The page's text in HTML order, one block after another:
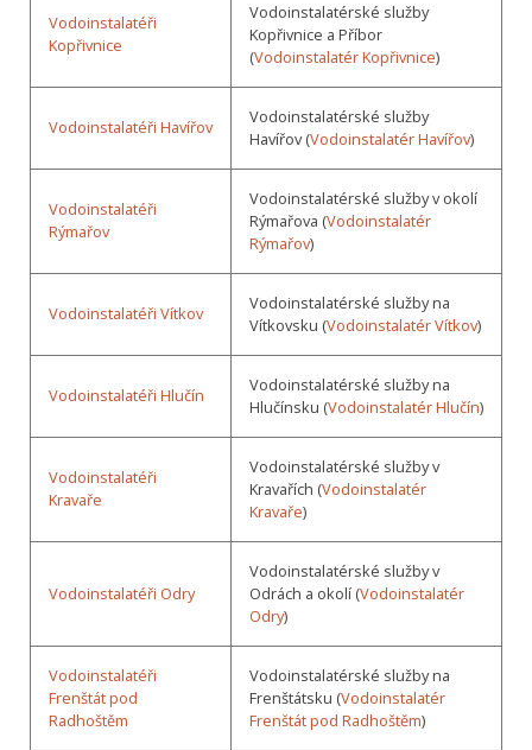
Vodoinstalatéři
Kopřivnice
Vodoinstalatérské služby
Kopřivnice a Příbor
(Vodoinstalatér Kopřivnice)
Vodoinstalatéři Havířov
Vodoinstalatérské služby
Havířov (Vodoinstalatér Havířov)
Vodoinstalatéři
Rýmařov
Vodoinstalatérské služby v okolí
Rýmařova (Vodoinstalatér
Rýmařov)
Vodoinstalatéři Vítkov
Vodoinstalatérské služby na
Vítkovsku (Vodoinstalatér Vítkov)
Vodoinstalatéři Hlučín
Vodoinstalatérské služby na
Hlučínsku (Vodoinstalatér Hlučín)
Vodoinstalatéři
Kravaře
Vodoinstalatérské služby v
Kravařích (Vodoinstalatér
Kravaře)
Vodoinstalatéři Odry
Vodoinstalatérské služby v
Odrách a okolí (Vodoinstalatér
Odry)
Vodoinstalatéři
Frenštát pod
Radhoštěm
Vodoinstalatérské služby na
Frenštátsku (Vodoinstalatér
Frenštát pod Radhoštěm)